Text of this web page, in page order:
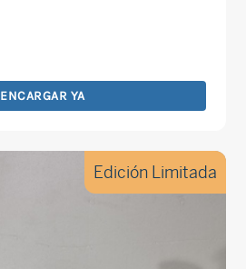
ENCARGAR YA
Edición Limitada